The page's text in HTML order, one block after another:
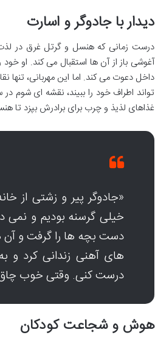
دیدار با جادوگر و اسارت
درست زمانی که هنسل و گرتل غرق در
آغوشی باز از آن ها استقبال می کند. او
داخل دعوت می کند. اما این مهربانی،
تواند اطراف خود را ببیند، نقشه ای شوم
غذاهای لذیذ و چرب برای برادرش بپزد تا
«جادوگر پیر و زشتی از
خیلی گرسنه بودیم و نمی
دست بچه ها را گرفت و آن
های آهنی زندانی کرد و
درست کنی. وقتی خوب چاق
هوش و شجاعت کودکان